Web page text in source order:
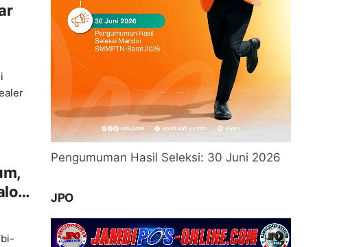
Pengumuman Hasil Seleksi: 30 Juni 2026
JPO